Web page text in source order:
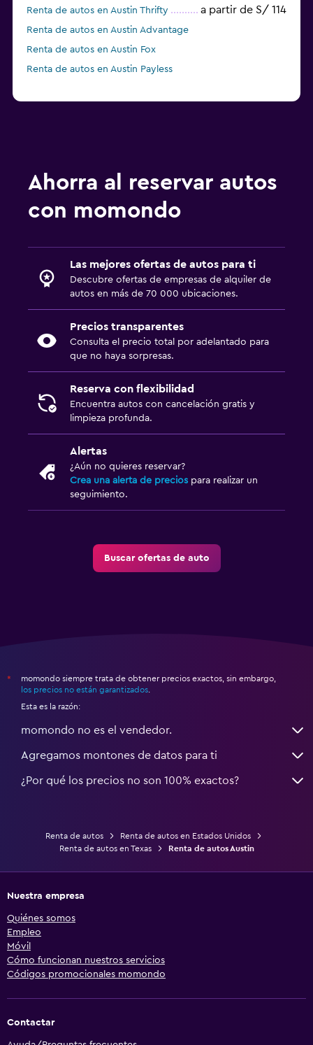
Renta de autos en Austin Thrifty
a partir de S/ 114
Renta de autos en Austin Advantage
Renta de autos en Austin Fox
Renta de autos en Austin Payless
Ahorra al reservar autos
con momondo
Las mejores ofertas de autos para ti
Descubre ofertas de empresas de alquiler de
autos en más de 70 000 ubicaciones.
Precios transparentes
Consulta el precio total por adelantado para
que no haya sorpresas.
Reserva con flexibilidad
Encuentra autos con cancelación gratis y
limpieza profunda.
Alertas
¿Aún no quieres reservar?
Crea una alerta de precios para realizar un
seguimiento.
Buscar ofertas de auto
*
momondo siempre trata de obtener precios exactos, sin embargo,
los precios no están garantizados
Esta es la razón:
momondo no es el vendedor.
Agregamos montones de datos para ti
¿Por qué los precios no son 100% exactos?
Renta de autos
Renta de autos en Estados Unidos
Renta de autos en Texas
Renta de autos Austin
Nuestra empresa
Quiénes somos
Empleo
Móvil
Cómo funcionan nuestros servicios
Códigos promocionales momondo
Contactar